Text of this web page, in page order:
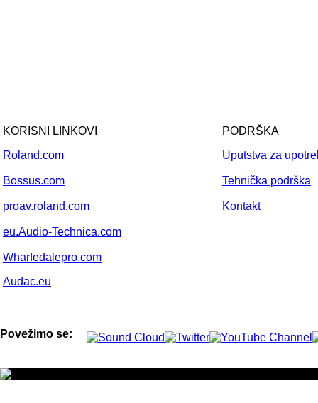
KORISNI LINKOVI
Roland.com
Bossus.com
proav.roland.com
eu.Audio-Technica.com
Wharfedalepro.com
Audac.eu
PODRŠKA
Uputstva za
Tehnička podrška
Kontakt
Povežimo se: